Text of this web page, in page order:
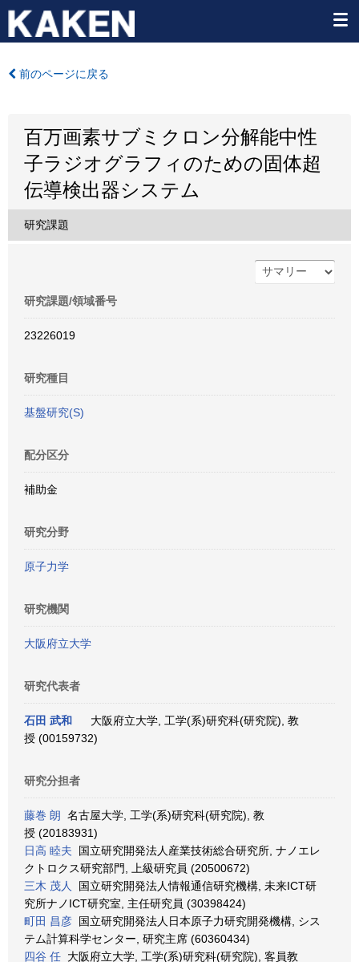
前のページに戻る
百万画素サブミクロン分解能中性
子ラジオグラフィのための固体超
伝導検出器システム
研究課題
研究課題/領域番号
23226019
研究種目
基盤研究(S)
配分区分
補助金
研究分野
原子力学
研究機関
大阪府立大学
研究代表者
石田 武和
大阪府立大学, 工学(系)研究科(研究院), 教
授 (00159732)
研究分担者
藤巻 朗 名古屋大学, 工学(系)研究科(研究院), 教
授 (20183931)
日高 睦夫 国立研究開発法人産業技術総合研究所, ナノエレ
クトロクス研究部門, 上級研究員 (20500672)
三木 茂人
国立研究開発法人情報通信研究機構, 未来ICT研
究所ナノICT研究室, 主任研究員 (30398424)
町田 昌彦 国立研究開発法人日本原子力研究開発機構, シス
テム計算科学センター, 研究主席 (60360434)
四谷 任 大阪府立大学, 工学(系)研究科(研究院), 客員教